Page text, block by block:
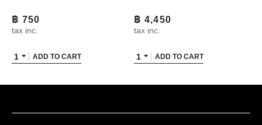
฿ 750
tax inc.
1 ADD TO CART
฿ 4,450
tax inc.
1 ADD TO CART